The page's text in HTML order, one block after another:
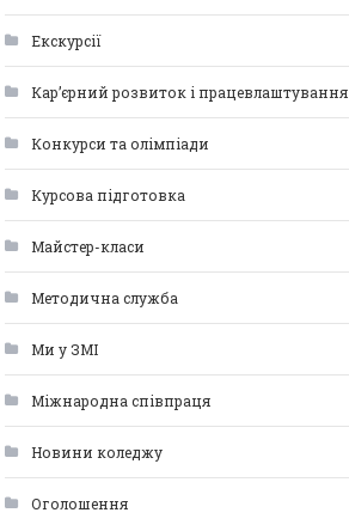
Екскурсії
Кар’єрний розвиток і працевлаштування
Конкурси та олімпіади
Курсова підготовка
Майстер-класи
Методична служба
Ми у ЗМІ
Міжнародна співпраця
Новини коледжу
Оголошення